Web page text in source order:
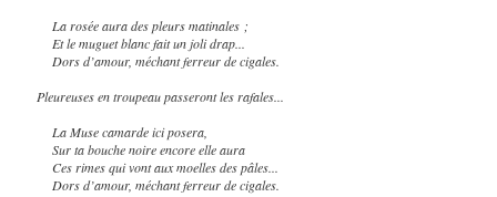
La rosée aura des pleurs matinales ;
Et le muguet blanc fait un joli drap...
Dors d’amour, méchant ferreur de cigales.
Pleureuses en troupeau passeront les rafales...
La Muse camarde ici posera,
Sur ta bouche noire encore elle aura
Ces rimes qui vont aux moelles des pâles...
Dors d’amour, méchant ferreur de cigales.